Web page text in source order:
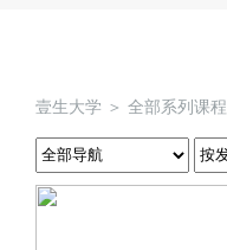
壹生大学 ＞ 全部系列课程